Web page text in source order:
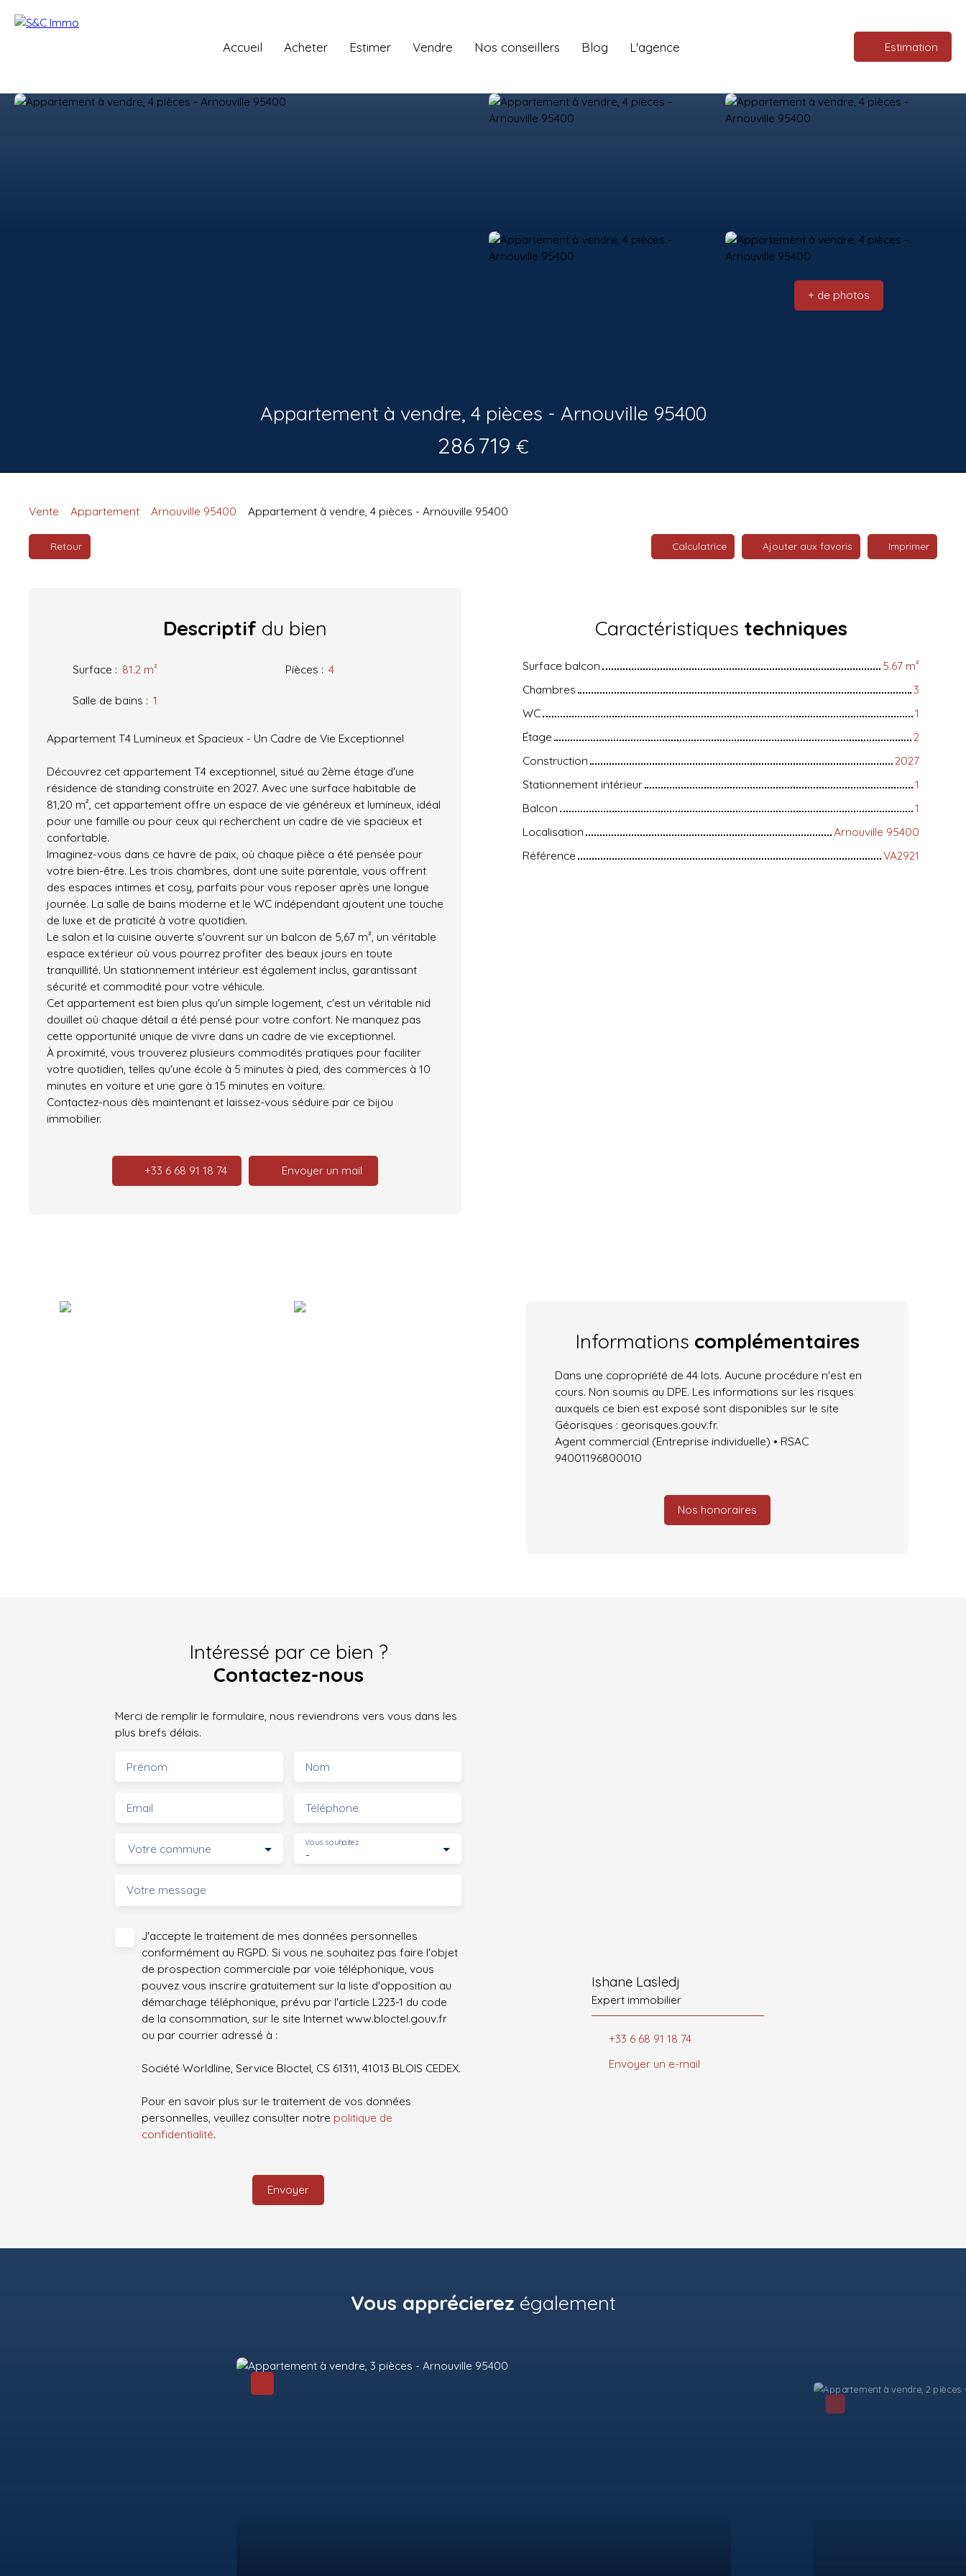
Accueil Acheter Estimer Vendre Nos conseillers Blog L'agence Estimation
+ de photos
Appartement à vendre, 4 pièces - Arnouville 95400
286 719 €
Vente Appartement Arnouville 95400 Appartement à vendre, 4 pièces - Arnouville 95400
Retour Calculatrice Ajouter aux favoris Imprimer
Descriptif du bien
Surface : 81.2 m² Pièces : 4
Salle de bains : 1
Appartement T4 Lumineux et Spacieux - Un Cadre de Vie Exceptionnel
Découvrez cet appartement T4 exceptionnel, situé au 2ème étage d'une
résidence de standing construite en 2027. Avec une surface habitable de
81,20 m², cet appartement offre un espace de vie généreux et lumineux, idéal
pour une famille ou pour ceux qui recherchent un cadre de vie spacieux et
confortable.
Imaginez-vous dans ce havre de paix, où chaque pièce a été pensée pour
votre bien-être. Les trois chambres, dont une suite parentale, vous offrent
des espaces intimes et cosy, parfaits pour vous reposer après une longue
journée. La salle de bains moderne et le WC indépendant ajoutent une touche
de luxe et de praticité à votre quotidien.
Le salon et la cuisine ouverte s'ouvrent sur un balcon de 5,67 m², un véritable
espace extérieur où vous pourrez profiter des beaux jours en toute
tranquillité. Un stationnement intérieur est également inclus, garantissant
sécurité et commodité pour votre véhicule.
Cet appartement est bien plus qu'un simple logement, c'est un véritable nid
douillet où chaque détail a été pensé pour votre confort. Ne manquez pas
cette opportunité unique de vivre dans un cadre de vie exceptionnel.
À proximité, vous trouverez plusieurs commodités pratiques pour faciliter
votre quotidien, telles qu'une école à 5 minutes à pied, des commerces à 10
minutes en voiture et une gare à 15 minutes en voiture.
Contactez-nous dès maintenant et laissez-vous séduire par ce bijou
immobilier.
+33 6 68 91 18 74 Envoyer un mail
Caractéristiques techniques
Surface balcon 5.67 m²
Chambres
3
WC
1
Étage
2
Construction
2027
Stationnement intérieur
1
Balcon
1
Localisation
Arnouville 95400
Référence
VA2921
Informations complémentaires
Dans une copropriété de 44 lots. Aucune procédure n'est en
cours. Non soumis au DPE. Les informations sur les risques
auxquels ce bien est exposé sont disponibles sur le site
Géorisques : georisques.gouv.fr.
Agent commercial (Entreprise individuelle) • RSAC
94001196800010
Nos honoraires
Intéressé par ce bien ?
Contactez-nous
Merci de remplir le formulaire, nous reviendrons vers vous dans les
plus brefs délais.
Prénom Nom
Email Téléphone
Votre commune -
Vous souhaitez
Votre message
J'accepte le traitement de mes données personnelles
conformément au RGPD. Si vous ne souhaitez pas faire l'objet
de prospection commerciale par voie téléphonique, vous
pouvez vous inscrire gratuitement sur la liste d'opposition au
démarchage téléphonique, prévu par l'article L223-1 du code
de la consommation, sur le site Internet www.bloctel.gouv.fr
ou par courrier adressé à :
Société Worldline, Service Bloctel, CS 61311, 41013 BLOIS CEDEX.
Pour en savoir plus sur le traitement de vos données
personnelles, veuillez consulter notre politique de
confidentialité.
Envoyer
Ishane Lasledj
Expert immobilier
+33 6 68 91 18 74
Envoyer un e-mail
Vous apprécierez également